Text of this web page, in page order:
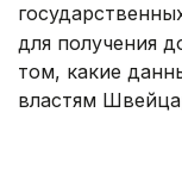
для получения
том, какие
властям